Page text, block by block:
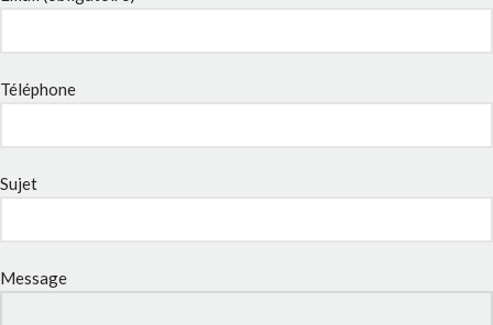
Téléphone
Sujet
Message